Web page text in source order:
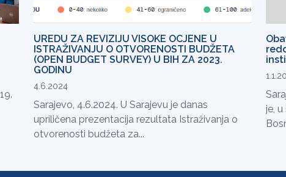
UREDU ZA REVIZIJU VISOKE OCJENE U
ISTRAŽIVANJU O OTVORENOSTI BUDŽETA
(OPEN BUDGET SURVEY) U BIH ZA 2023.
GODINU
4.6.2024
Sarajevo, 4.6.2024. U Sarajevu je danas
upriličena prezentacija rezultata Istraživanja o
otvorenosti budžeta za...
je,